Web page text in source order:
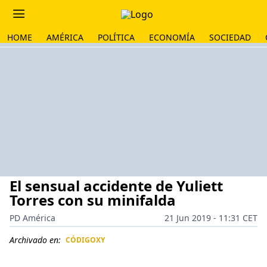
HOME AMÉRICA POLÍTICA ECONOMÍA SOCIEDAD
El sensual accidente de Yuliett
Torres con su minifalda
PD América
21 Jun 2019 - 11:31 CET
Archivado en: CÓDIGOXY